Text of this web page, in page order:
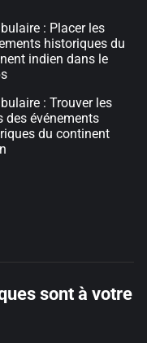
: Placer les
historiques du
indien dans le
: Trouver les
des événements
du continent
sont à votre